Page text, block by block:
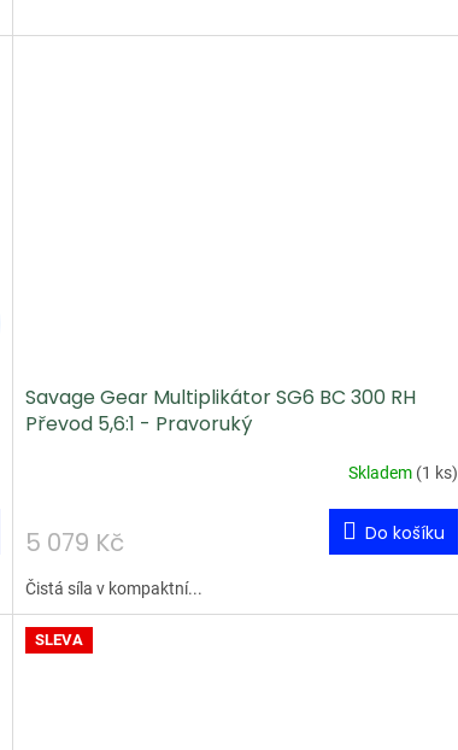
Savage Gear Multiplikátor SG6 BC 300 RH
Převod 5,6:1 - Pravoruký
Skladem (1 ks)
5 079 Kč Do košíku
Čistá síla v kompaktní...
SLEVA